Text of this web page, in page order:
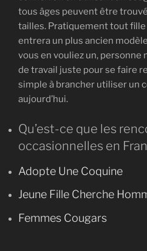
tous âges peuvent être
tailles. Pratiquement tout fille
entrera un plus ancien
vous en vouliez un,
de travail juste pour se faire
simple à brancher utiliser un
aujourd’hui.
Qu’est-ce que les
occasionnelles en
Adopte Une Coquine
Jeune Fille Cherche
Femmes Cougars